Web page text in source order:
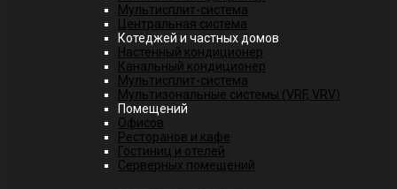
Мультисплит-система
Центральная система
Котеджей и частных домов
Настенный кондиционер
Канальный кондиционер
Мультисплит-система
Мультизональные системы (VRF, VRV)
Помещений
Офисов
Ресторанов и кафе
Гостиниц и отелей
Серверных помещений